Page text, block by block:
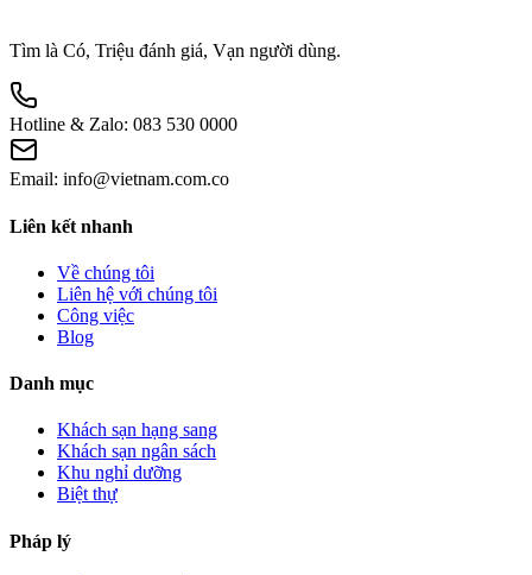
Tìm là Có, Triệu đánh giá, Vạn người dùng.
Hotline & Zalo: 083 530 0000
Email: info@vietnam.com.co
Liên kết nhanh
Về chúng tôi
Liên hệ với chúng tôi
Công việc
Blog
Danh mục
Khách sạn hạng sang
Khách sạn ngân sách
Khu nghỉ dưỡng
Biệt thự
Pháp lý